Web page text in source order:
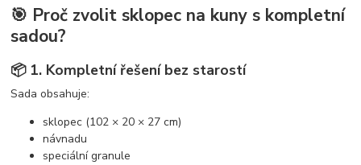
🎯 Proč zvolit sklopec na kuny s kompletní
sadou?
📦 1. Kompletní řešení bez starostí
Sada obsahuje:
sklopec (102 × 20 × 27 cm)
návnadu
speciální granule